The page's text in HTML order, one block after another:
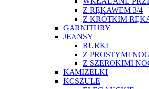
Z RĘKAWEM 3/4
Z KRÓTKIM
GARNITURY
JEANSY
RURKI
Z PROSTYMI
Z SZEROKIMI
KAMIZELKI
KOSZULE